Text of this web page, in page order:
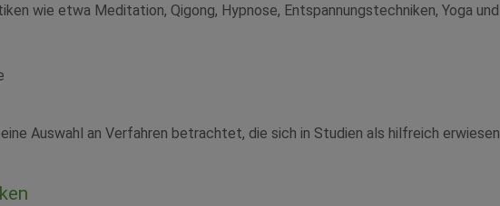
wie etwa Meditation, Qigong, Hypnose, Entspannungstechniken, Yoga und
eine Auswahl an Verfahren betrachtet, die sich in Studien als hilfreich erwiesen